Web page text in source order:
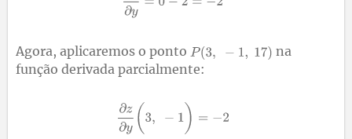
Agora, aplicaremos o ponto
na
função derivada parcialmente: